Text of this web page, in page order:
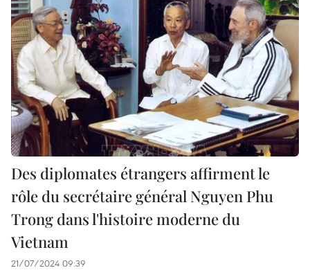
Des diplomates étrangers affirment le
rôle du secrétaire général Nguyen Phu
Trong dans l'histoire moderne du
Vietnam
21/07/2024 09:39